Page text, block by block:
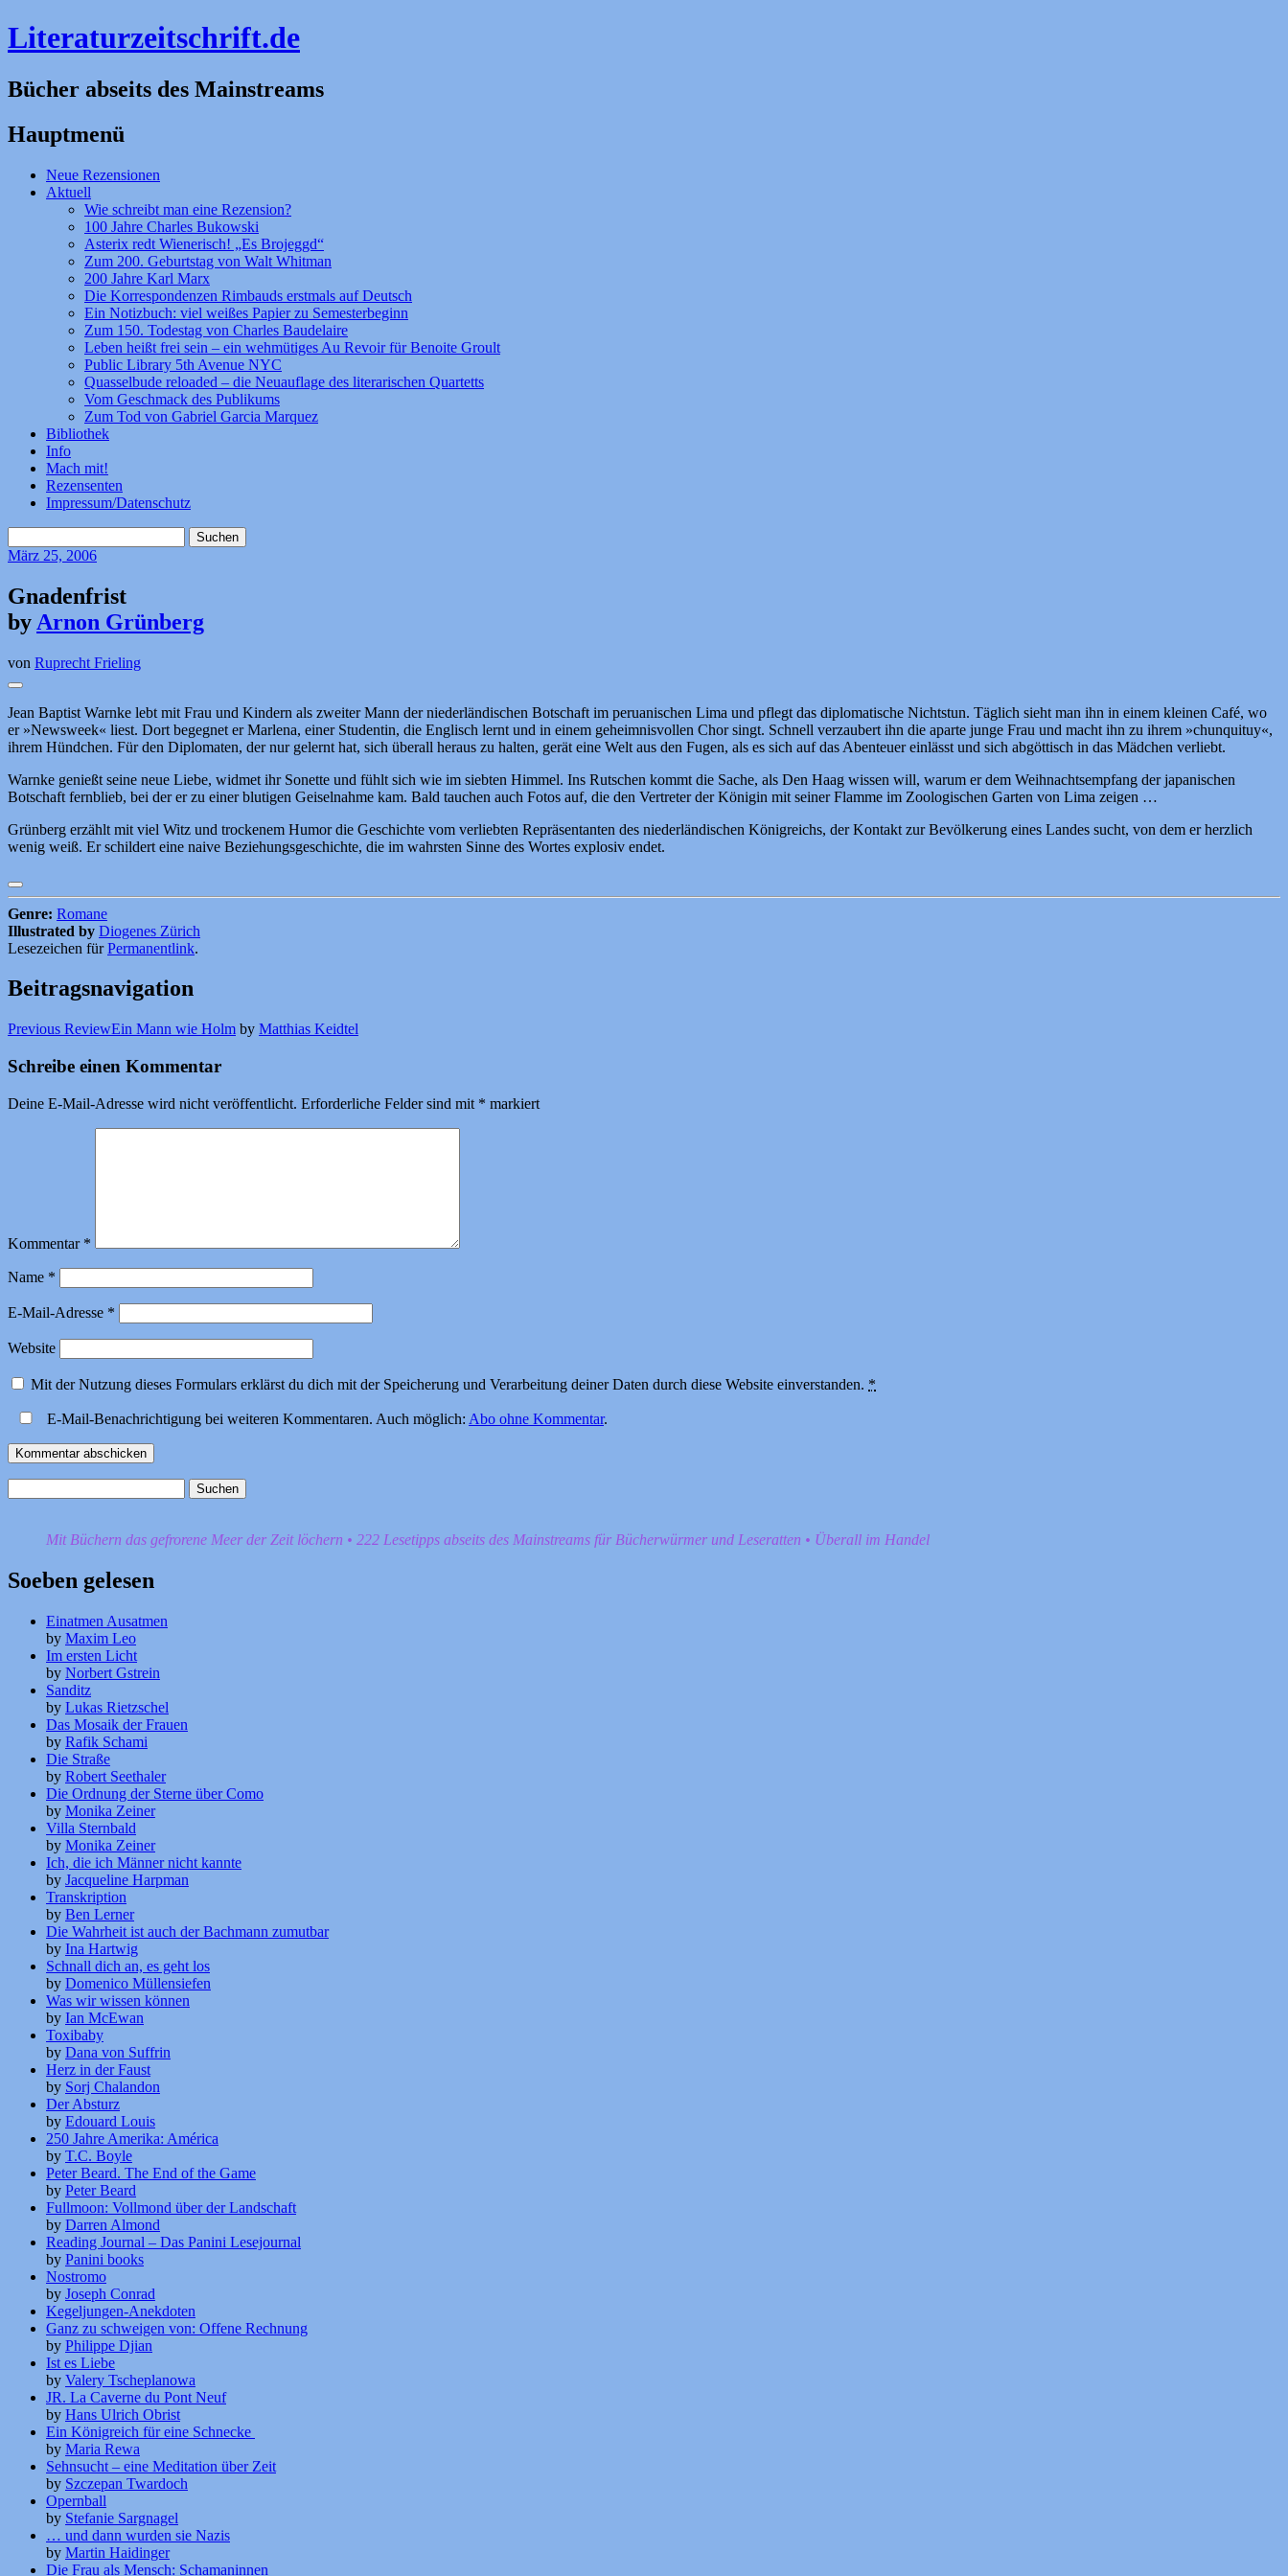
Literaturzeitschrift.de
Bücher abseits des Mainstreams
Hauptmenü
Zum
Inhalt
Neue Rezensionen
Aktuell
Wie schreibt man eine Rezension?
100 Jahre Charles Bukowski
Asterix redt Wienerisch! „Es Brojeggd“
Zum 200. Geburtstag von Walt Whitman
200 Jahre Karl Marx
Die Korrespondenzen Rimbauds erstmals auf Deutsch
Ein Notizbuch: viel weißes Papier zu Semesterbeginn
Zum 150. Todestag von Charles Baudelaire
Leben heißt frei sein – ein wehmütiges Au Revoir für Benoite Groult
Public Library 5th Avenue NYC
Quasselbude reloaded – die Neuauflage des literarischen Quartetts
Vom Geschmack des Publikums
Zum Tod von Gabriel Garcia Marquez
Bibliothek
Info
Mach mit!
Rezensenten
Impressum/Datenschutz
nach:
März 25, 2006
Gnadenfrist
by Arnon Grünberg
von Ruprecht Frieling
Jean Baptist Warnke lebt mit Frau und Kindern als zweiter Mann der niederländischen Botschaft im peruanischen Lima und pflegt das diplomatische Nichtstun. Täglich sieht man ihn in einem kleinen Café, wo
er »Newsweek« liest. Dort begegnet er Marlena, einer Studentin, die Englisch lernt und in einem geheimnisvollen Chor singt. Schnell verzaubert ihn die aparte junge Frau und macht ihn zu ihrem »chunquituy«,
ihrem Hündchen. Für den Diplomaten, der nur gelernt hat, sich überall heraus zu halten, gerät eine Welt aus den Fugen, als es sich auf das Abenteuer einlässt und sich abgöttisch in das Mädchen verliebt.
Warnke genießt seine neue Liebe, widmet ihr Sonette und fühlt sich wie im siebten Himmel. Ins Rutschen kommt die Sache, als Den Haag wissen will, warum er dem Weihnachtsempfang der japanischen
Botschaft fernblieb, bei der er zu einer blutigen Geiselnahme kam. Bald tauchen auch Fotos auf, die den Vertreter der Königin mit seiner Flamme im Zoologischen Garten von Lima zeigen …
Grünberg erzählt mit viel Witz und trockenem Humor die Geschichte vom verliebten Repräsentanten des niederländischen Königreichs, der Kontakt zur Bevölkerung eines Landes sucht, von dem er herzlich
wenig weiß. Er schildert eine naive Beziehungsgeschichte, die im wahrsten Sinne des Wortes explosiv endet.
Genre: Romane
Illustrated by Diogenes Zürich
Lesezeichen fürPermanentlink.
Beitragsnavigation
Previous ReviewEin Mann wie Holm by Matthias Keidtel
Schreibe einen Kommentar
Deine E-Mail-Adresse wird nicht veröffentlicht. Erforderliche Felder sind mit * markiert
Kommentar *
Name *
E-Mail-Adresse *
Website
Mit der Nutzung dieses Formulars erklärst du dich mit der Speicherung und Verarbeitung deiner Daten durch diese Website einverstanden. *
E-Mail-Benachrichtigung bei weiteren Kommentaren. Auch möglich: Abo ohne Kommentar.
nach:
Mit Büchern das gefrorene Meer der Zeit löchern • 222 Lesetipps abseits des Mainstreams für Bücherwürmer und Leseratten • Überall im Handel
Soeben gelesen
Einatmen Ausatmen
by Maxim Leo
Im ersten Licht
by Norbert Gstrein
Sanditz
by Lukas Rietzschel
Das Mosaik der Frauen
by Rafik Schami
Die Straße
by Robert Seethaler
Die Ordnung der Sterne über Como
by Monika Zeiner
Villa Sternbald
by Monika Zeiner
Ich, die ich Männer nicht kannte
by Jacqueline Harpman
Transkription
by Ben Lerner
Die Wahrheit ist auch der Bachmann zumutbar
by Ina Hartwig
Schnall dich an, es geht los
by Domenico Müllensiefen
Was wir wissen können
by Ian McEwan
Toxibaby
by Dana von Suffrin
Herz in der Faust
by Sorj Chalandon
Der Absturz
by Edouard Louis
250 Jahre Amerika: América
by T.C. Boyle
Peter Beard. The End of the Game
by Peter Beard
Fullmoon: Vollmond über der Landschaft
by Darren Almond
Reading Journal – Das Panini Lesejournal
by Panini books
Nostromo
by Joseph Conrad
Kegeljungen-Anekdoten
Ganz zu schweigen von: Offene Rechnung
by Philippe Djian
Ist es Liebe
by Valery Tscheplanowa
JR. La Caverne du Pont Neuf
by Hans Ulrich Obrist
Ein Königreich für eine Schnecke
by Maria Rewa
Sehnsucht – eine Meditation über Zeit
by Szczepan Twardoch
Opernball
by Stefanie Sargnagel
… und dann wurden sie Nazis
by Martin Haidinger
Die Frau als Mensch: Schamaninnen